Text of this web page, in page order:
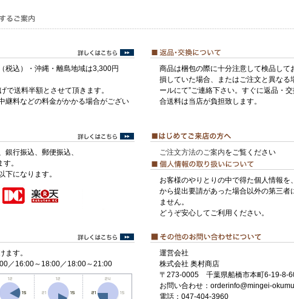
税込）・沖縄・離島地域は3,300円
で送料半額とさせて頂きます。
継料などの料金がかかる場合がござい
商品は梱包の際に十分注意して検品し
損していた場合、またはご注文と異なる
ールにて”ご連絡下さい。すぐに返品・
合送料は当店が負担致します。
銀行振込、郵便振込、
。
下になります。
ご注文方法のご案内をご覧ください
お客様のやりとりの中で得た個人情報
から提出要請があった場合以外の第三
ません。
どうぞ安心してご利用ください。
ます。
／16:00～18:00／18:00～21:00
運営会社
株式会社 奥村商店
〒273-0005 千葉県船橋市本町6-19-8-
お問い合わせ：orderinfo@mingei-
電話：047-404-3960